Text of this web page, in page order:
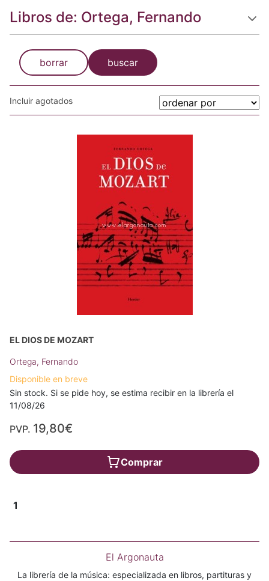
Libros de: Ortega, Fernando
borrar buscar
Incluir agotados
EL DIOS DE MOZART
Ortega, Fernando
Disponible en breve
Sin stock. Si se pide hoy, se estima recibir en la librería el
11/08/26
PVP. 19,80€
Comprar
1
El Argonauta
La librería de la música: especializada en libros, partituras y